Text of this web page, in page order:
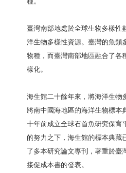
臺灣南部地處於全球生物多樣性
洋生物多樣性資源。臺灣的魚類
物種，而臺灣南部地區融合了各
樣化。
海生館二十餘年來，將海洋生物
將南中國海地區的海洋生物標本
十年前成立全球石首魚研究保育
的努力之下，海生館的標本典藏
了多本研究論文專刊，著重於臺
接促成本書的發表。